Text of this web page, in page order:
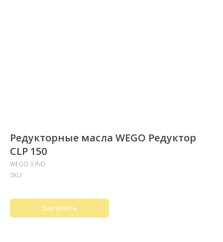
Редукторные масла WEGO Редуктор
CLP 150
WEGO 3 IND
SKU:
Заказать